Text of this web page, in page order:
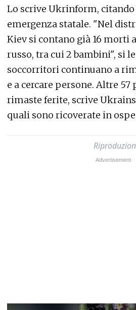
Lo scrive Ukrinform,
emergenza statale. "Nel
Kiev si contano già 16 morti
russo, tra cui 2 bambini", si
soccorritori continuano a
e a cercare persone. Altre 57
rimaste ferite, scrive
quali sono ricoverate in